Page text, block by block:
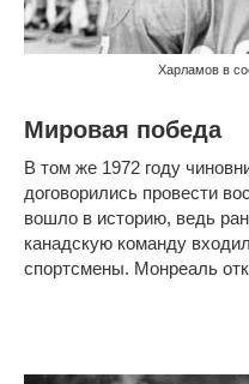
Харламов в
Мировая победа
В том же 1972 году
договорились провести
вошло в историю, ведь
канадскую команду
спортсмены. Монреаль